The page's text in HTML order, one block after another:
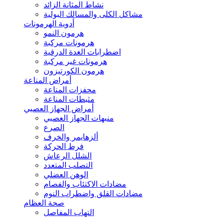
نشاط المثانة الزائد
مشاكل الكلى والمسالك البولية
أدوية الهرمونات
هرمون النمو
هرمونات مركبة
اضطرابات الغدة الدرقية
هرمونات غير مركبة
هرمون الكورتيزون
أمراض المناعة
محفزات المناعة
مثبطات المناعة
أمراض الجهاز العصبي
منبهات الجهاز العصبي
الصرع
ألزهايمر والخرف
فرط الحركة
الشلل الرعاش
التصلب المتعدد
الوهن العضلي
مضادات الاكتئاب والفصام
مضادات القلق واضطراب النوم
صحة العظام
التهاب المفاصل